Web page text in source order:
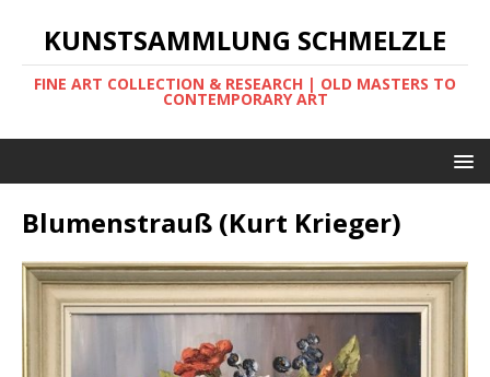
KUNSTSAMMLUNG SCHMELZLE
FINE ART COLLECTION & RESEARCH | OLD MASTERS TO
CONTEMPORARY ART
Blumenstrauß (Kurt Krieger)